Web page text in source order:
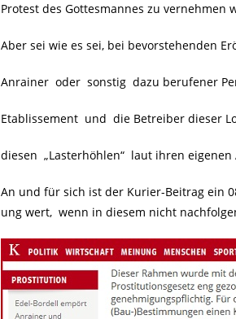
Protest des Gottesmannes zu vernehmen
Aber sei wie es sei, bei bevorstehenden
Anrainer oder sonstig dazu berufener
Etablissement und die Betreiber dieser
diesen „Lasterhöhlen“ laut ihren
An und für sich ist der Kurier-Beitrag ein
ung wert, wenn in diesem nicht